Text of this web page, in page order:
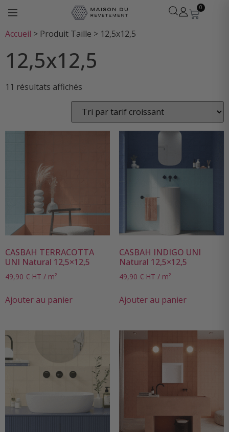
0
Accueil > Produit Taille > 12,5x12,5
12,5x12,5
11 résultats affichés
CASBAH TERRACOTTA
UNI Natural 12,5×12,5
49,90 € HT / m²
Ajouter au panier
CASBAH INDIGO UNI
Natural 12,5×12,5
49,90 € HT / m²
Ajouter au panier